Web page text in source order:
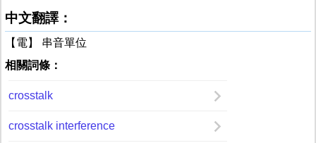
中文翻譯：
【電】 串音單位
相關詞條：
crosstalk
crosstalk interference